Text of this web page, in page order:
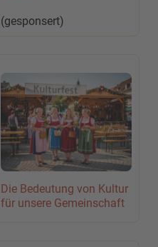
(gesponsert)
Die Bedeutung von Kultur
für unsere Gemeinschaft